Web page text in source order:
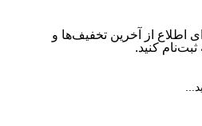
اطلاع از آخرین تخفیف‌ها و
ثبت‌نام کنید.